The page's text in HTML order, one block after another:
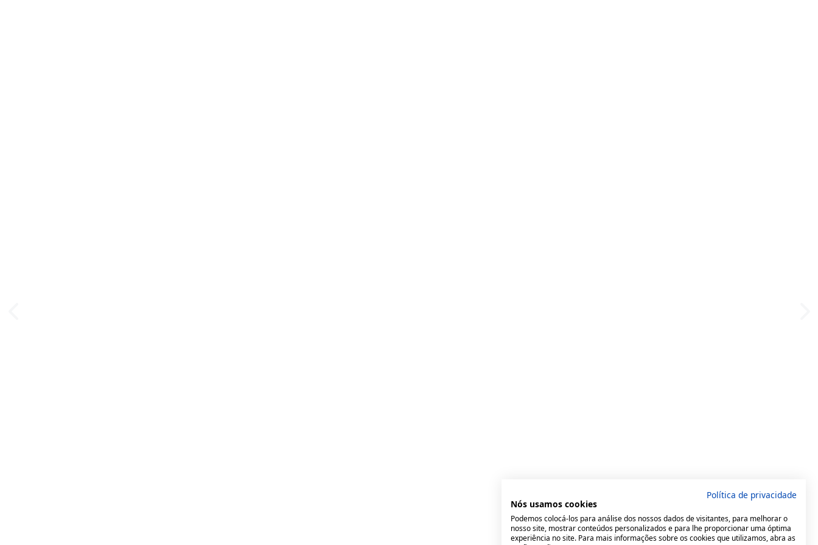
Política de privacidade
Nós usamos cookies
Podemos colocá-los para análise dos nossos dados de visitantes, para melhorar o
nosso site, mostrar conteúdos personalizados e para lhe proporcionar uma óptima
experiência no site. Para mais informações sobre os cookies que utilizamos, abra as